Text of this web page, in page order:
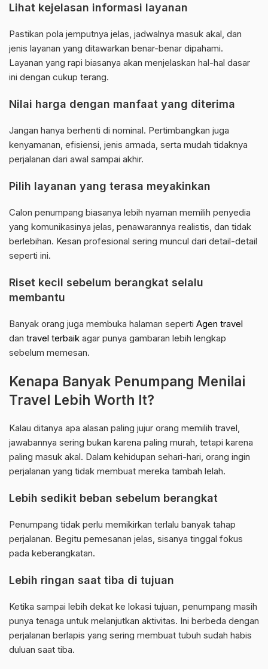
Lihat kejelasan informasi layanan
Pastikan pola jemputnya jelas, jadwalnya masuk akal, dan
jenis layanan yang ditawarkan benar-benar dipahami.
Layanan yang rapi biasanya akan menjelaskan hal-hal dasar
ini dengan cukup terang.
Nilai harga dengan manfaat yang diterima
Jangan hanya berhenti di nominal. Pertimbangkan juga
kenyamanan, efisiensi, jenis armada, serta mudah tidaknya
perjalanan dari awal sampai akhir.
Pilih layanan yang terasa meyakinkan
Calon penumpang biasanya lebih nyaman memilih penyedia
yang komunikasinya jelas, penawarannya realistis, dan tidak
berlebihan. Kesan profesional sering muncul dari detail-detail
seperti ini.
Riset kecil sebelum berangkat selalu
membantu
Banyak orang juga membuka halaman seperti Agen travel
dan travel terbaik agar punya gambaran lebih lengkap
sebelum memesan.
Kenapa Banyak Penumpang Menilai
Travel Lebih Worth It?
Kalau ditanya apa alasan paling jujur orang memilih travel,
jawabannya sering bukan karena paling murah, tetapi karena
paling masuk akal. Dalam kehidupan sehari-hari, orang ingin
perjalanan yang tidak membuat mereka tambah lelah.
Lebih sedikit beban sebelum berangkat
Penumpang tidak perlu memikirkan terlalu banyak tahap
perjalanan. Begitu pemesanan jelas, sisanya tinggal fokus
pada keberangkatan.
Lebih ringan saat tiba di tujuan
Ketika sampai lebih dekat ke lokasi tujuan, penumpang masih
punya tenaga untuk melanjutkan aktivitas. Ini berbeda dengan
perjalanan berlapis yang sering membuat tubuh sudah habis
duluan saat tiba.